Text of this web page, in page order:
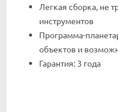
Легкая сборка, не
инструментов
Программа-
объектов и
Гарантия: 3 года